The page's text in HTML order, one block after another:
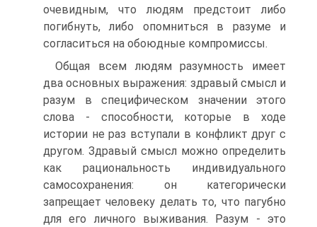
очевидным, что людям предстоит либо
погибнуть, либо опомниться в разуме и
согласиться на обоюдные компромиссы.
Общая всем людям разумность имеет
два основных выражения: здравый смысл и
разум в специфическом значении этого
слова - способности, которые в ходе
истории не раз вступали в конфликт друг с
другом. Здравый смысл можно определить
как рациональность индивидуального
самосохранения: он категорически
запрещает человеку делать то, что пагубно
для его личного выживания. Разум - это